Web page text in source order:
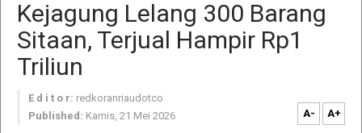
Kejagung Lelang 300 Barang
Sitaan, Terjual Hampir Rp1
Triliun
E d i t o r: redkoranriaudotco
Published: Kamis, 21 Mei 2026 A- A+